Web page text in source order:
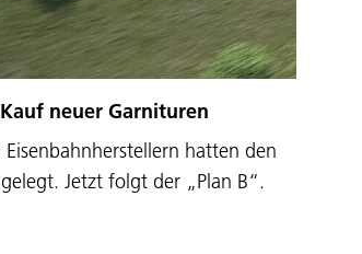
neuer Garnituren
hatten den
Jetzt folgt der „Plan B“.